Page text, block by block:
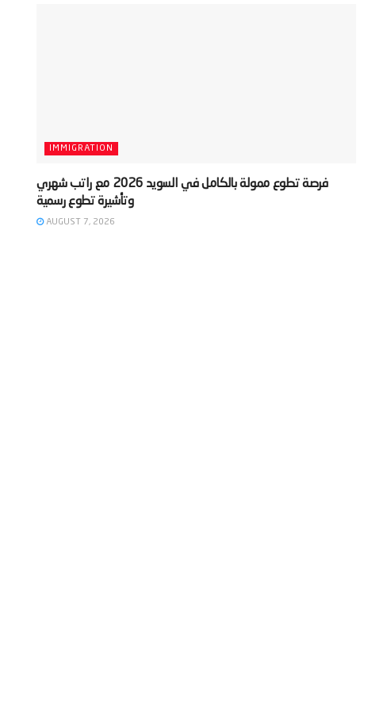
IMMIGRATION
‫فرصة تطوع ممولة بالكامل في السويد 2026 مع راتب شهري
وتأشيرة تطوع رسمية‬
AUGUST 7, 2026